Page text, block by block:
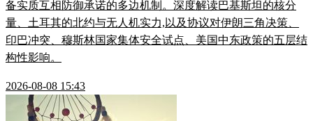
备实质互相防御承诺的多边机制。深度解读巴基斯坦的核分
量、土耳其的北约与无人机实力,以及协议对伊朗三角决策、
印巴冲突、穆斯林国家集体安全试点、美国中东政策的五层结
构性影响。
2026-08-08 15:43